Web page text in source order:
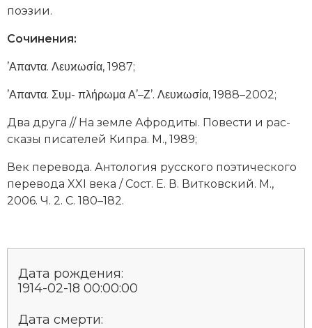
Социально-экономическая история
Специальные исторические дисциплины
СССР
Южная Америка
по­эзии.
Сочинения:
’Απαντα. Λευϰωσία, 1987;
’Απαντα. Συμ- πλήρωμα Α’–Ζ’. Λευϰωσία, 1988–2002;
Два дру­га // На зем­ле Аф­ро­ди­ты. По­вес­ти и рас­
ска­зы пи­са­те­лей Кип­ра. М., 1989;
Век пе­ре­во­да. Ан­то­ло­гия рус­ско­го по­эти­че­ско­го
пе­ре­во­да XXI ве­ка / Сост. Е. В. Вит­ков­ский. М.,
2006. Ч. 2. С. 180–182.
Дата рождения:
1914-02-18 00:00:00
Дата смерти: